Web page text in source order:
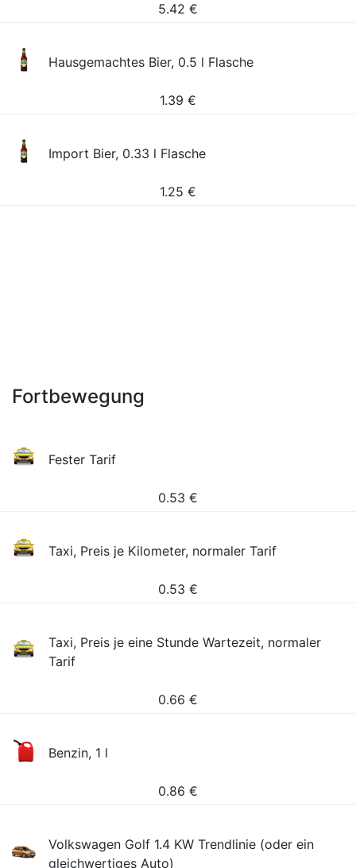
5.42 €
Hausgemachtes Bier, 0.5 l Flasche
1.39 €
Import Bier, 0.33 l Flasche
1.25 €
Fortbewegung
Fester Tarif
0.53 €
Taxi, Preis je Kilometer, normaler Tarif
0.53 €
Taxi, Preis je eine Stunde Wartezeit, normaler
Tarif
0.66 €
Benzin, 1 l
0.86 €
Volkswagen Golf 1.4 KW Trendlinie (oder ein
gleichwertiges Auto)